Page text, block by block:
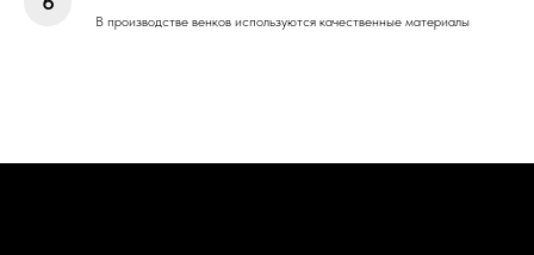
В производстве венков используются качественные материалы